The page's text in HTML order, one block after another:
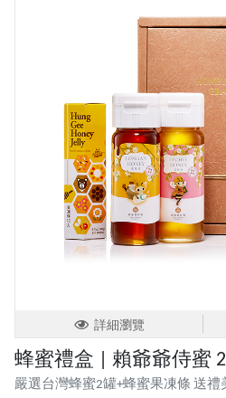
詳細瀏覽
蜂蜜禮盒 | 賴爺爺侍蜜
嚴選台灣蜂蜜2罐+蜂蜜果凍條 送禮